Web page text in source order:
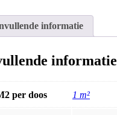
informatie
informatie
per doos 1 m²